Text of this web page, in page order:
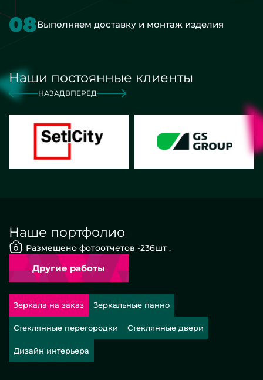
08Выполняем доставку и монтаж изделия
Наши постоянные клиенты
НАЗАДВПЕРЕД
Наше портфолио
Размещено фотоотчетов -236шт .
Другие работы
Зеркала на заказ Зеркальные панно
Стеклянные перегородки Стеклянные двери
Дизайн интерьера